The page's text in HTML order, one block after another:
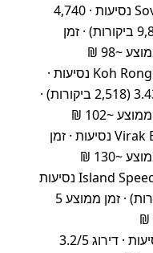
Sovan Rithy Express – 436 נסיעות · 4,740
הזמנות · דירוג 3.68/5 (9,856 ביקורות) · זמן
Koh Rong Island Transport – 344 נסיעות ·
10,400 הזמנות · דירוג 3.43/5 (2,518 ביקורות) ·
Virak Buntham Express – 308 נסיעות · זמן
Island Speed Ferry Cambodia – 208 נסיעות
· דירוג 4.2/5 (69,358 ביקורות) · זמן ממוצע 5
Riya Transport – 166 נסיעות · דירוג 3.2/5